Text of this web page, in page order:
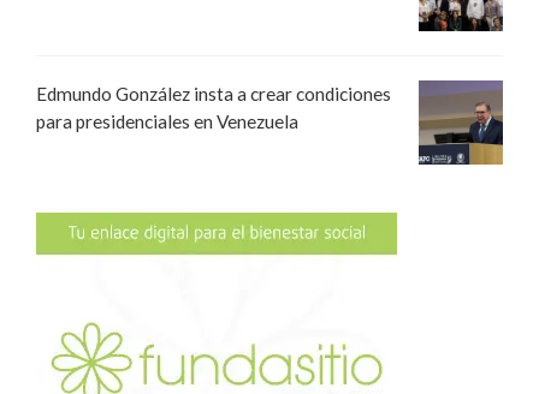
Edmundo González insta a crear condiciones
para presidenciales en Venezuela